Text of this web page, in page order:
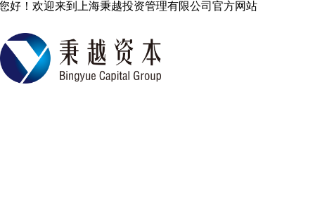
好！欢迎来到上海秉越投资管理有限公司官方网站